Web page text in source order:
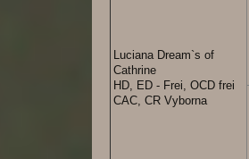
Luciana Dream`s of
Cathrine
HD, ED - Frei, OCD frei
CAC, CR Vyborna